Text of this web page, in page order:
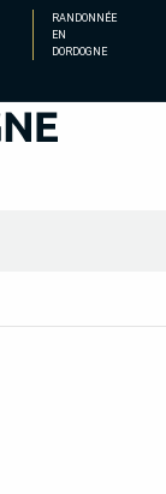
RANDONNÉE
EN
DORDOGNE